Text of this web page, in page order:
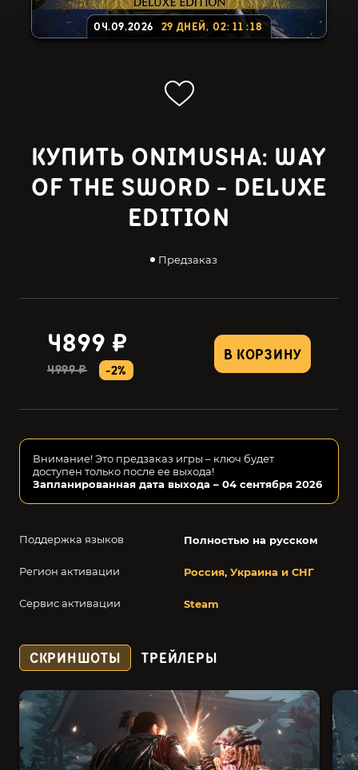
04.09.2026 29 ДНЕЙ, 02: 11 : 17
КУПИТЬ ONIMUSHA: WAY
OF THE SWORD - DELUXE
EDITION
Предзаказ
В КОРЗИНУ
4899 ₽
4999 ₽ -2%
Поддержка языков Полностью на русском
Регион активации Россия, Украина и СНГ
Сервис активации Steam
Внимание! Это предзаказ игры – ключ будет
доступен только после ее выхода!
Запланированная дата выхода – 04 сентября 2026
СКРИНШОТЫ ТРЕЙЛЕРЫ